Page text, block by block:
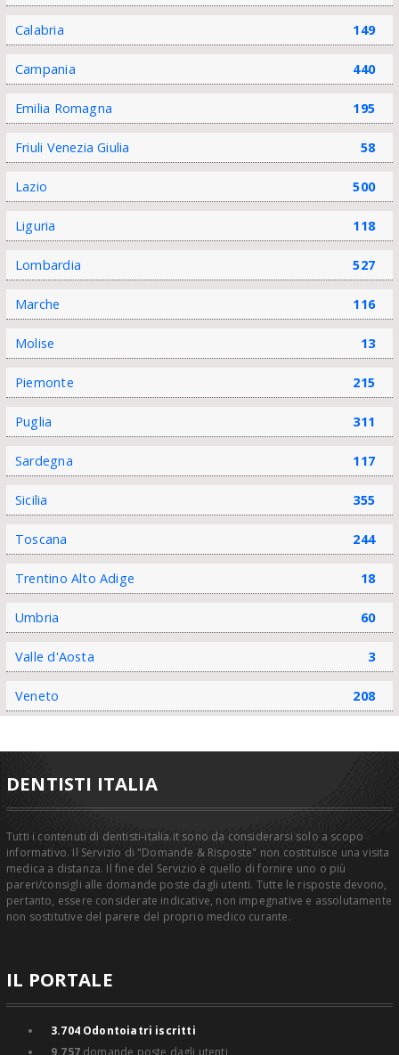
Calabria 149
Campania 440
Emilia Romagna 195
Friuli Venezia Giulia 58
Lazio 500
Liguria 118
Lombardia 527
Marche 116
Molise 13
Piemonte 215
Puglia 311
Sardegna 117
Sicilia 355
Toscana 244
Trentino Alto Adige 18
Umbria 60
Valle d'Aosta 3
Veneto 208
DENTISTI ITALIA
Tutti i contenuti di dentisti-italia.it sono da considerarsi solo a scopo
informativo. Il Servizio di "Domande & Risposte" non costituisce una visita
medica a distanza. Il fine del Servizio è quello di fornire uno o più
pareri/consigli alle domande poste dagli utenti. Tutte le risposte devono,
pertanto, essere considerate indicative, non impegnative e assolutamente
non sostitutive del parere del proprio medico curante.
IL PORTALE
3.704Odontoiatri iscritti
9.757domande poste dagli utenti